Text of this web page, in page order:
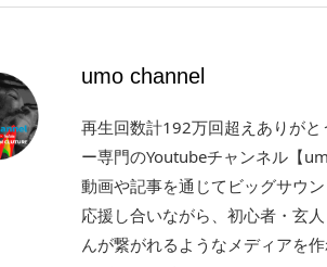
umo channel
再生回数計192万回超えありが
ー専門のYoutubeチャンネル【
動画や記事を通じてビッグサウ
応援し合いながら、初心者・玄
んが繋がれるようなメディアを